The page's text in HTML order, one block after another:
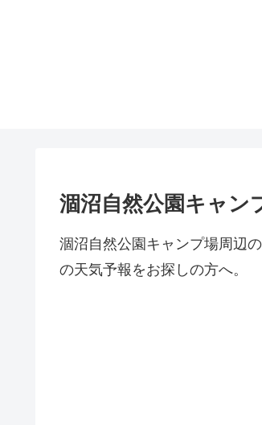
涸沼自然公園キャン
涸沼自然公園キャンプ場周辺
の天気予報をお探しの方へ。